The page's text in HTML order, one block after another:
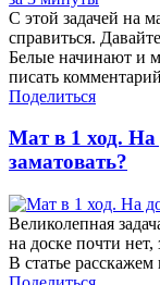
С этой задачей на
справиться.
Белые начинают и
писать
Поделиться
Мат в 1 ход. На
заматовать?
Великолепная
на доске почти нет,
В статье